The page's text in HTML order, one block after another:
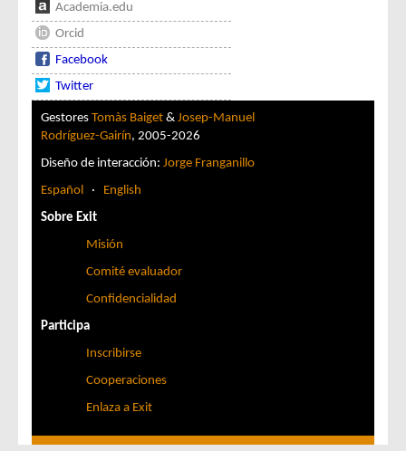
Academia.edu
Orcid
Facebook
Twitter
Gestores Tomàs Baiget & Josep-Manuel
Rodríguez-Gairín, 2005-2026
Diseño de interacción: Jorge Franganillo
Español · English
Sobre Exit
Misión
Comité evaluador
Confidencialidad
Participa
Inscribirse
Cooperaciones
Enlaza a Exit